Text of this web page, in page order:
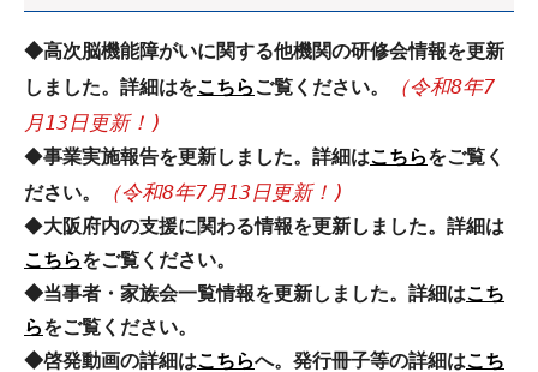
◆高次脳機能障がいに関する他機関の研修会情報を更新
しました。詳細はをこちら ご覧ください。
（令和8年7
月13日更新！)
◆事業実施報告を更新しました。詳細はこちらをご覧く
ださい。
（令和8年7月13日更新！)
◆大阪府内の支援に関わる情報を更新しました。詳細は
こちらをご覧ください。
◆当事者・家族会一覧情報を更新しました。詳細はこち
らをご覧ください。
◆啓発動画の詳細はこちらへ。 発行冊子等の詳細はこち